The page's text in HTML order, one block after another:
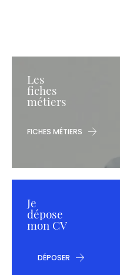
Les
fiches
métiers
FICHES MÉTIERS
Je
dépose
mon CV
DÉPOSER